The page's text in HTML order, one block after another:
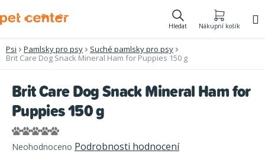
na
Hledat Nákupní košík
Psi Pamlsky pro psy
Suché pamlsky pro psy
Brit Care Dog Snack Mineral Ham for Puppies 150 g
Brit Care Dog Snack Mineral Ham for
Puppies 150 g
Průměrné
hodnocení
Neohodnoceno Podrobnosti hodnocení